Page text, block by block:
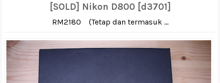
[SOLD] Nikon D800 [d3701]
RM2180 (Tetap dan termasuk ...